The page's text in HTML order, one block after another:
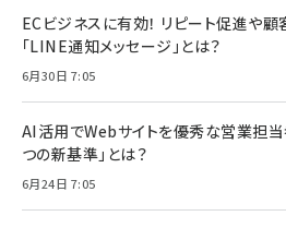
ECビジネスに有効！ リピート促進や
「LINE通知メッセージ」とは？
6月30日 7:05
AI活用でWebサイトを優秀な営業担当
つの新基準」とは？
6月24日 7:05